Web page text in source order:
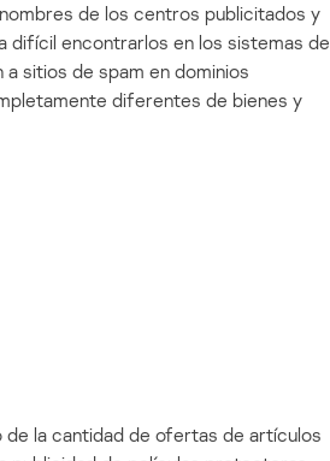
de los centros publicitados y
difícil encontrarlos en los sistemas de
a sitios de spam en dominios
diferentes de bienes y
la cantidad de ofertas de artículos